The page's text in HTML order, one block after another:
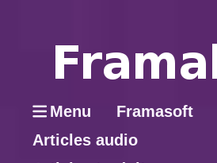
Menu
Framasoft
Articles audio